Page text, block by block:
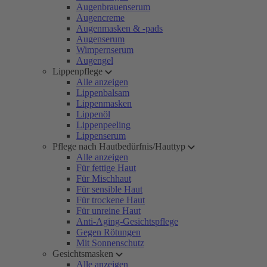
Augenbrauenserum
Augencreme
Augenmasken & -pads
Augenserum
Wimpernserum
Augengel
Lippenpflege
Alle anzeigen
Lippenbalsam
Lippenmasken
Lippenöl
Lippenpeeling
Lippenserum
Pflege nach Hautbedürfnis/Hauttyp
Alle anzeigen
Für fettige Haut
Für Mischhaut
Für sensible Haut
Für trockene Haut
Für unreine Haut
Anti-Aging-Gesichtspflege
Gegen Rötungen
Mit Sonnenschutz
Gesichtsmasken
Alle anzeigen